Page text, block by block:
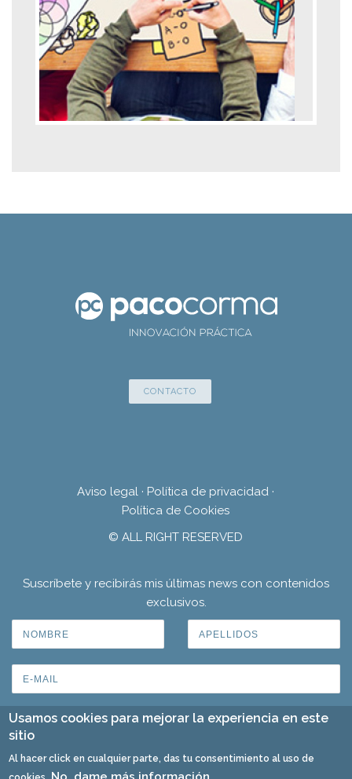
CONTACTO
Aviso legal · Política de privacidad ·
Política de Cookies
© ALL RIGHT RESERVED
Suscríbete y recibirás mis últimas news con contenidos
exclusivos.
Usamos cookies para mejorar la experiencia en este
sitio
Al hacer click en cualquier parte, das tu consentimiento al uso de